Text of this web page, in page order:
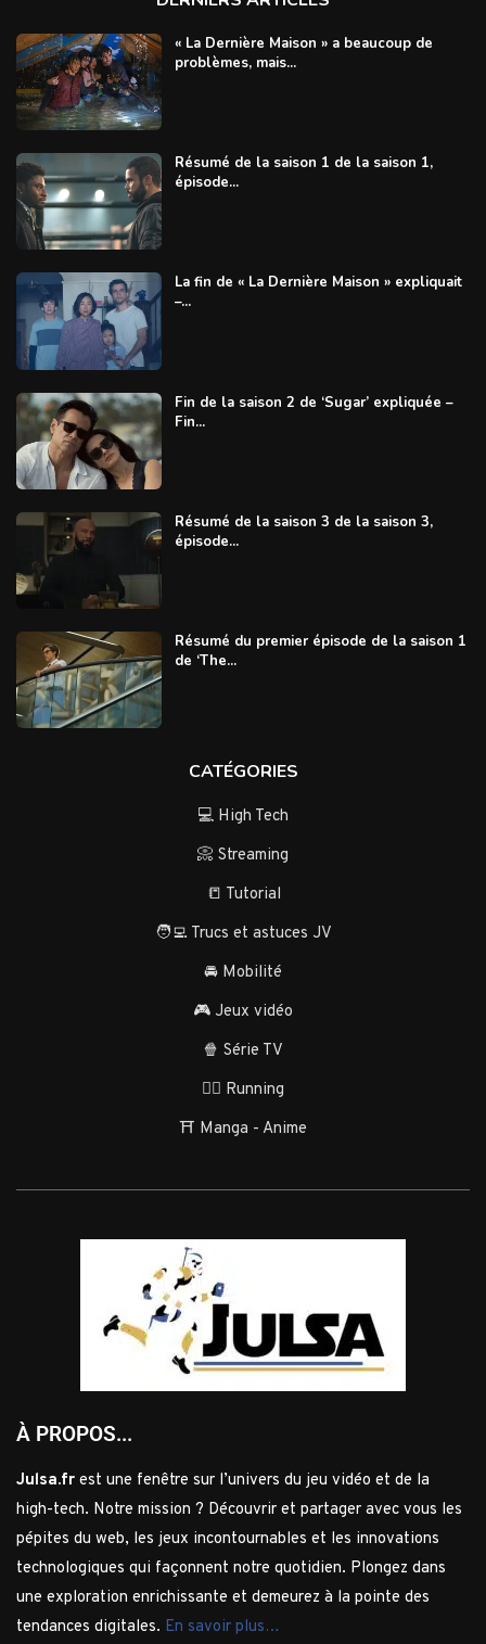
« La Dernière Maison » a beaucoup de
problèmes, mais...
Résumé de la saison 1 de la saison 1,
épisode...
La fin de « La Dernière Maison » expliquait
–...
Fin de la saison 2 de ‘Sugar’ expliquée –
Fin...
Résumé de la saison 3 de la saison 3,
épisode...
Résumé du premier épisode de la saison 1
de ‘The...
CATÉGORIES
💻 High Tech
📀 Streaming
📒 Tutorial
🧑‍💻 Trucs et astuces JV
🚘 Mobilité
🎮 Jeux vidéo
🍿 Série TV
🏃‍♂️ Running
⛩️ Manga - Anime
À PROPOS...
Julsa.fr est une fenêtre sur l’univers du jeu vidéo et de la
high-tech. Notre mission ? Découvrir et partager avec vous les
pépites du web, les jeux incontournables et les innovations
technologiques qui façonnent notre quotidien. Plongez dans
une exploration enrichissante et demeurez à la pointe des
tendances digitales. En savoir plus…